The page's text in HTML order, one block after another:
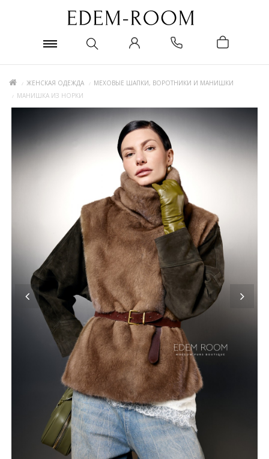
ЖЕНСКАЯ ОДЕЖДА
МЕХОВЫЕ ШАПКИ, ВОРОТНИКИ И МАНИШКИ
МАНИШКА ИЗ НОРКИ